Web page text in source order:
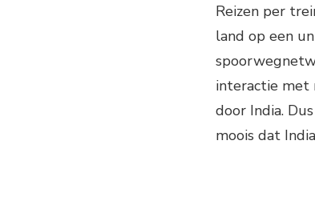
Reizen per
land op een
interactie met
door India.
moois dat